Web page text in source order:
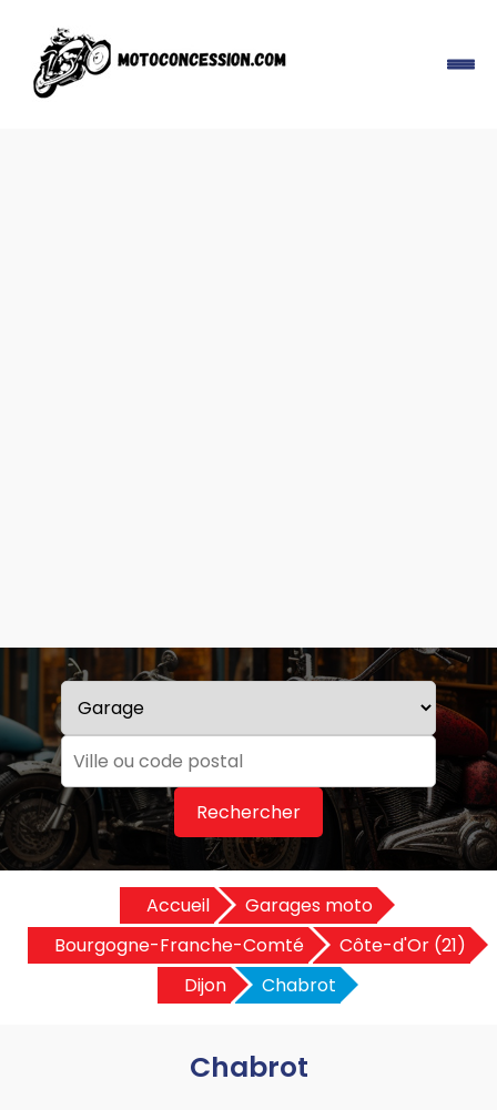
Rechercher
Accueil
Garages moto
Bourgogne-Franche-Comté
Côte-d'Or (21)
Dijon
Chabrot
Chabrot